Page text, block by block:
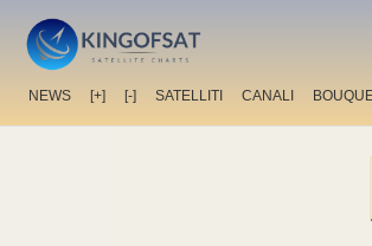
NEWS [+] [-] SATELLITI CANALI